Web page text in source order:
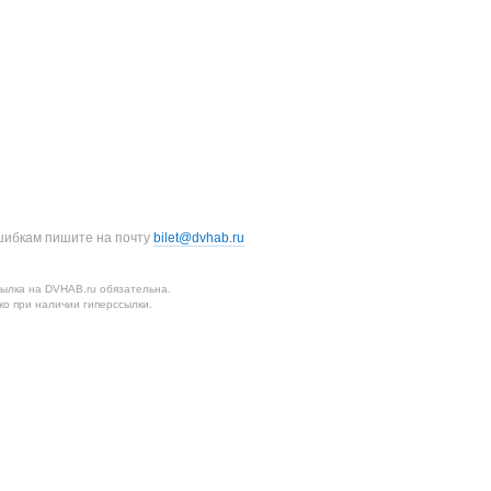
пишите на почту bilet@dvhab.ru
на DVHAB.ru обязательна.
при наличии гиперссылки.